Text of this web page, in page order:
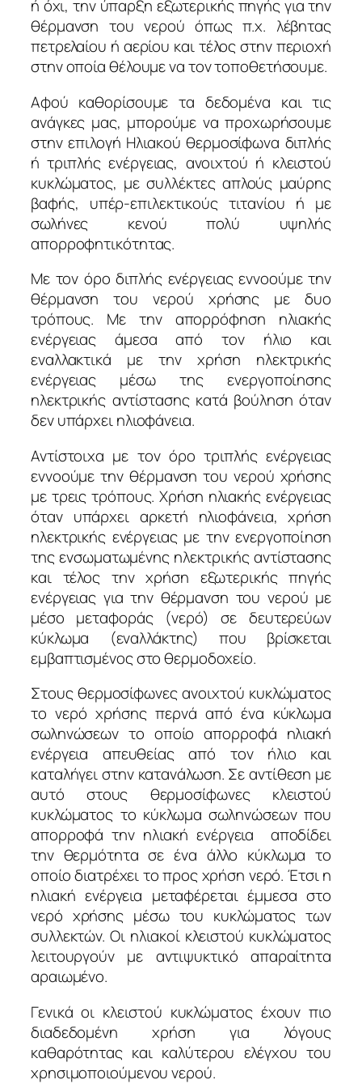
ή όχι, την ύπαρξη εξωτερικής πηγής για την
θέρμανση του νερού όπως π.χ. λέβητας
πετρελαίου ή αερίου και τέλος στην περιοχή
στην οποία θέλουμε να τον τοποθετήσουμε.
Αφού καθορίσουμε τα δεδομένα και τις
ανάγκες μας, μπορούμε να προχωρήσουμε
στην επιλογή Ηλιακού θερμοσίφωνα διπλής
ή τριπλής ενέργειας, ανοιχτού ή κλειστού
κυκλώματος, με συλλέκτες απλούς μαύρης
βαφής, υπέρ-επιλεκτικούς τιτανίου ή με
σωλήνες κενού πολύ υψηλής
απορροφητικότητας.
Με τον όρο διπλής ενέργειας εννοούμε την
θέρμανση του νερού χρήσης με δυο
τρόπους. Με την απορρόφηση ηλιακής
ενέργειας άμεσα από τον ήλιο και
εναλλακτικά με την χρήση ηλεκτρικής
ενέργειας μέσω της ενεργοποίησης
ηλεκτρικής αντίστασης κατά βούληση όταν
δεν υπάρχει ηλιοφάνεια.
Αντίστοιχα με τον όρο τριπλής ενέργειας
εννοούμε την θέρμανση του νερού χρήσης
με τρεις τρόπους. Χρήση ηλιακής ενέργειας
όταν υπάρχει αρκετή ηλιοφάνεια, χρήση
ηλεκτρικής ενέργειας με την ενεργοποίηση
της ενσωματωμένης ηλεκτρικής αντίστασης
και τέλος την χρήση εξωτερικής πηγής
ενέργειας για την θέρμανση του νερού με
μέσο μεταφοράς (νερό) σε δευτερεύων
κύκλωμα (εναλλάκτης) που βρίσκεται
εμβαπτισμένος στο θερμοδοχείο.
Στους θερμοσίφωνες ανοιχτού κυκλώματος
το νερό χρήσης περνά από ένα κύκλωμα
σωληνώσεων το οποίο απορροφά ηλιακή
ενέργεια απευθείας από τον ήλιο και
καταλήγει στην κατανάλωση. Σε αντίθεση με
αυτό στους θερμοσίφωνες κλειστού
κυκλώματος το κύκλωμα σωληνώσεων που
απορροφά την ηλιακή ενέργεια αποδίδει
την θερμότητα σε ένα άλλο κύκλωμα το
οποίο διατρέχει το προς χρήση νερό. Έτσι η
ηλιακή ενέργεια μεταφέρεται έμμεσα στο
νερό χρήσης μέσω του κυκλώματος των
συλλεκτών. Οι ηλιακοί κλειστού κυκλώματος
λειτουργούν με αντιψυκτικό απαραίτητα
αραιωμένο.
Γενικά οι κλειστού κυκλώματος έχουν πιο
διαδεδομένη χρήση για λόγους
καθαρότητας και καλύτερου ελέγχου του
χρησιμοποιούμενου νερού.